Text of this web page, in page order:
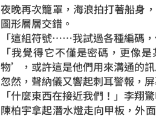
夜晚再次籠罩，海浪拍打著船身
圖形層層交錯。
「這組符號……我試過各種編碼
「我覺得它不僅是密碼，更
物’，或許這是他們用來溝通的訊
忽然，聲納儀又響起刺耳警報，
「什麼東西在接近我們！」李翔驚
陳柏宇拿起潛水燈走向甲板，外